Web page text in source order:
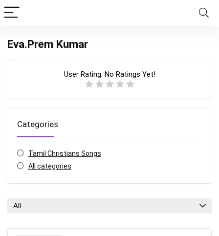
Eva.Prem Kumar
User Rating: No Ratings Yet!
Categories
Tamil Christians Songs
All categories
All